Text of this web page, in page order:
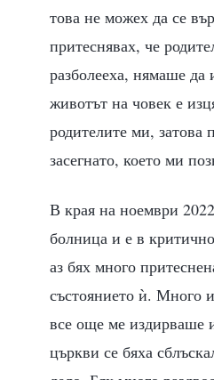
това не можех да се
притеснявах, че
разболееха, нямаше да
животът на човек е
родителите ми, затова
засегнато, което ми
В края на ноември
болница и е в
аз бях много
състоянието ѝ. Много
все още ме издирваше
църкви се бяха